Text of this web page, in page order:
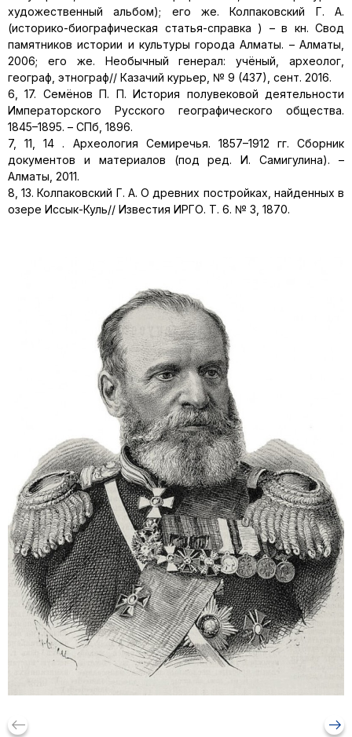
художественный альбом); его же. Колпаковский Г. А.
(историко-биографическая статья-справка ) – в кн. Свод
памятников истории и культуры города Алматы. – Алматы,
2006; его же. Необычный генерал: учёный, археолог,
географ, этнограф// Казачий курьер, № 9 (437), сент. 2016.
6, 17. Семёнов П. П. История полувековой деятельности
Императорского Русского географического общества.
1845–1895. – СПб, 1896.
7, 11, 14 . Археология Семиречья. 1857–1912 гг. Сборник
документов и материалов (под ред. И. Самигулина). –
Алматы, 2011.
8, 13. Колпаковский Г. А. О древних постройках, найденных в
озере Иссык-Куль// Известия ИРГО. Т. 6. № 3, 1870.
keyboard_backspace arrow_right_alt